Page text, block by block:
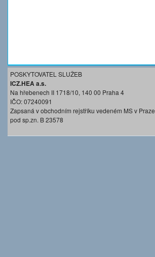
POSKYTOVATEL SLUŽEB
ICZ.HEA a.s.
Na hřebenech II 1718/10, 140 00 Praha 4
IČO: 07240091
Zapsaná v obchodním rejstříku vedeném MS v Praze
pod sp.zn. B 23578